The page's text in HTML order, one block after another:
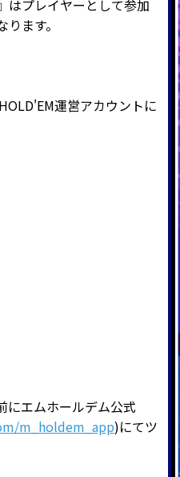
はプレイヤーとして参加
ます。
運営アカウントに
にエムホールデム公式
m_holdem_app)にてツ